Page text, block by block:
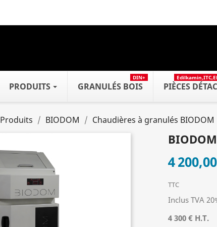
PRODUITS GRANULÉS BOIS
DIN+
PIÈCES
Produits BIODOM Chaudières à granulés BIODOM
4
TTC
Inclus TVA
4 300 € H.T.